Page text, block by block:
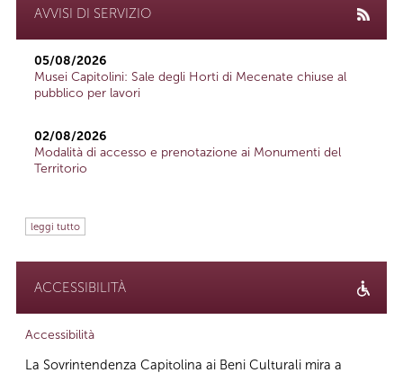
AVVISI DI SERVIZIO
05/08/2026
Musei Capitolini: Sale degli Horti di Mecenate chiuse al
pubblico per lavori
02/08/2026
Modalità di accesso e prenotazione ai Monumenti del
Territorio
leggi tutto
ACCESSIBILITÀ
Accessibilità
La Sovrintendenza Capitolina ai Beni Culturali mira a